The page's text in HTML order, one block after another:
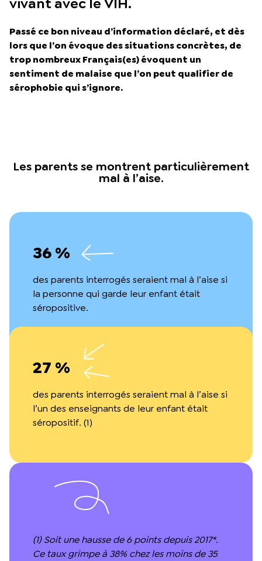
Passé ce bon niveau d’information déclaré, et dès
lors que l’on évoque des situations concrètes, de
trop nombreux Français(es) évoquent un
sentiment de malaise que l’on peut qualifier de
sérophobie qui s’ignore.
Les parents se montrent particulièrement
mal à l’aise.
36 %
des parents interrogés seraient mal à l’aise si
la personne qui garde leur enfant était
séropositive.
27 %
des parents interrogés seraient mal à l’aise si
l’un des enseignants de leur enfant était
séropositif. (1)
(1) Soit une hausse de 6 points depuis 2017*.
Ce taux grimpe à 38% chez les moins de 35